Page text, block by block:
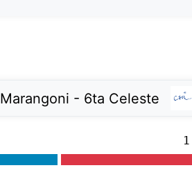
Marangoni - 6ta Celeste
1